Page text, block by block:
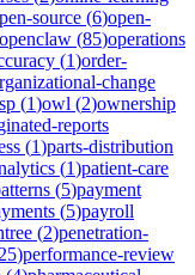
source (6)open-
openclaw (85)operations
(1)order-
change
(1)owl (2)ownership
reports
(1)parts-distribution
(1)patient-care
(5)payment
(5)payroll
(2)penetration-
25)performance-review